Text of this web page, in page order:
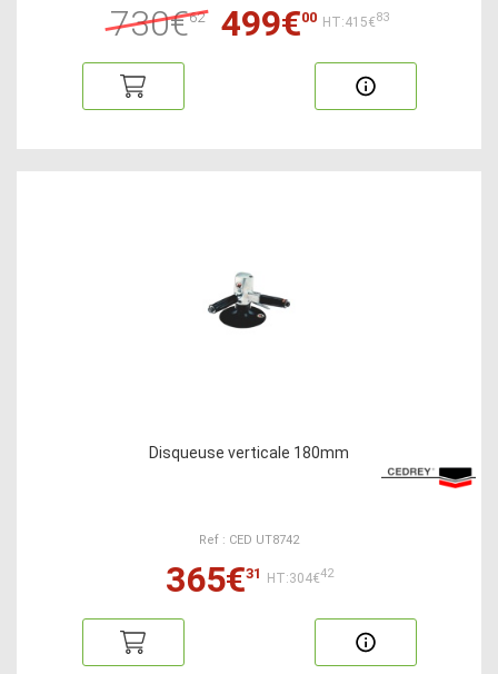
730€62 499€00 HT:415€83
Disqueuse verticale 180mm
Ref : CED UT8742
365€31 HT:304€42